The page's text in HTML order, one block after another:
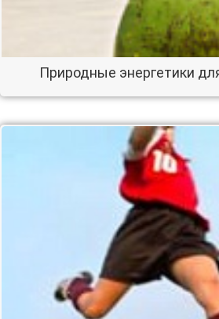
Природные энергетики